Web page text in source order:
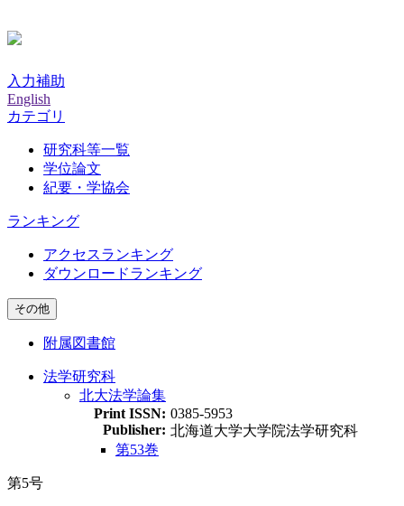
入力補助
English
カテゴリ
研究科等一覧
学位論文
紀要・学協会
ランキング
アクセスランキング
ダウンロードランキング
その他
附属図書館
法学研究科
北大法学論集
Print ISSN: 0385-5953
Publisher: 北海道大学大学院法学研究科
第53巻
第5号